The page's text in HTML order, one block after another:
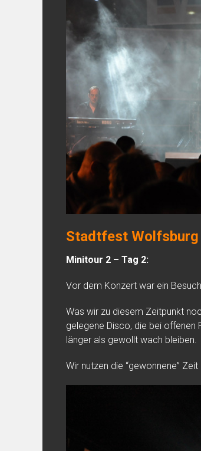
Stadtfest Wolfsburg
Minitour 2 – Tag 2:
Vor dem Konzert war ein
Was wir zu diesem Zeitpunkt
gelegene Disco, die bei offenen
länger als gewollt wach bleiben.
Wir nutzen die “gewonnene”